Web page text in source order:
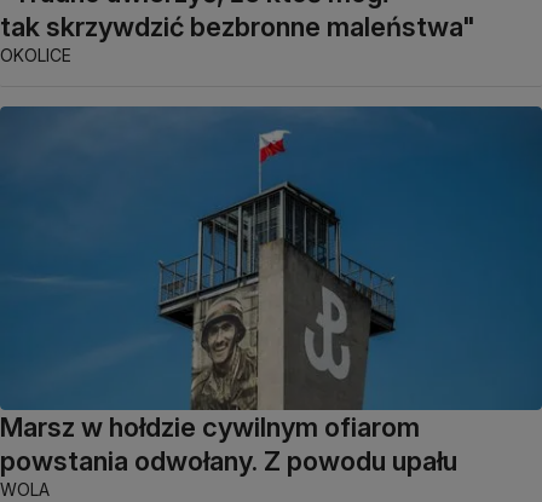
tak skrzywdzić bezbronne maleństwa"
OKOLICE
Marsz w hołdzie cywilnym ofiarom
powstania odwołany. Z powodu upału
WOLA